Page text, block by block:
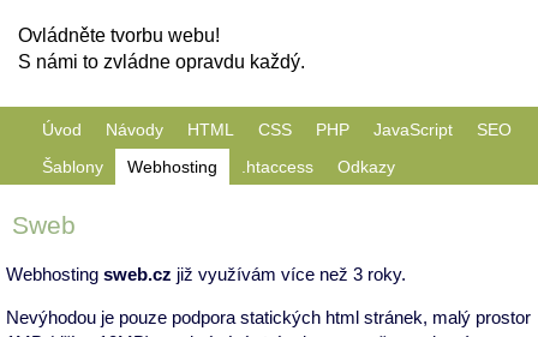
Ovládněte tvorbu webu!
S námi to zvládne opravdu každý.
Úvod Návody HTML CSS PHP JavaScript
SEO
Šablony
Webhosting .htaccess Odkazy
Sweb
Webhosting sweb.cz již využívám více než 3 roky.
Nevýhodou je pouze podpora statických html stránek, malý prostor